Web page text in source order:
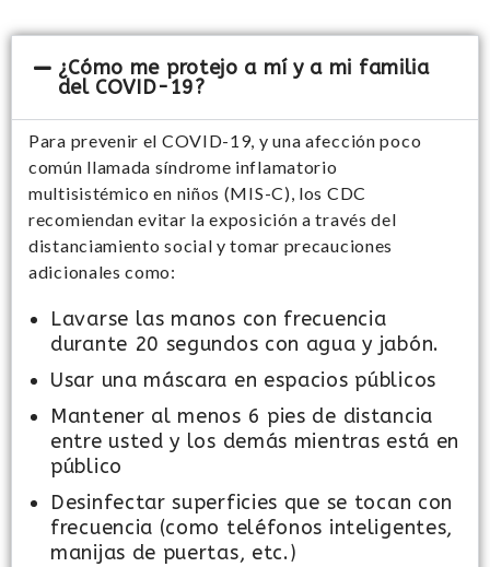
¿Cómo me protejo a mí y a mi familia
del COVID-19?
Para prevenir el COVID-19, y una afección poco
común llamada síndrome inflamatorio
multisistémico en niños (MIS-C), los CDC
recomiendan evitar la exposición a través del
distanciamiento social y tomar precauciones
adicionales como:
Lavarse las manos con frecuencia
durante 20 segundos con agua y jabón.
Usar una máscara en espacios públicos
Mantener al menos 6 pies de distancia
entre usted y los demás mientras está en
público
Desinfectar superficies que se tocan con
frecuencia (como teléfonos inteligentes,
manijas de puertas, etc.)